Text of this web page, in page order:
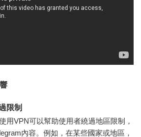
限制
使用VPN可以幫助使用者繞過地區限制，
內容。例如，在某些國家或地區，